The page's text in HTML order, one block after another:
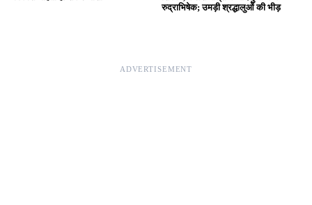
रुद्राभिषेक; उमड़ी श्रद्धालुओं की भीड़
ADVERTISEMENT